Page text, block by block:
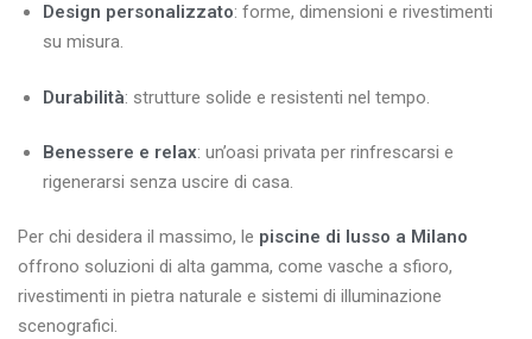
Design personalizzato: forme, dimensioni e rivestimenti
su misura.
Durabilità: strutture solide e resistenti nel tempo.
Benessere e relax: un’oasi privata per rinfrescarsi e
rigenerarsi senza uscire di casa.
Per chi desidera il massimo, le piscine di lusso a Milano
offrono soluzioni di alta gamma, come vasche a sfioro,
rivestimenti in pietra naturale e sistemi di illuminazione
scenografici.